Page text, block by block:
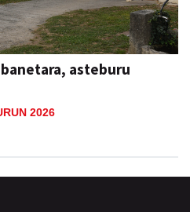
asteburu
2026